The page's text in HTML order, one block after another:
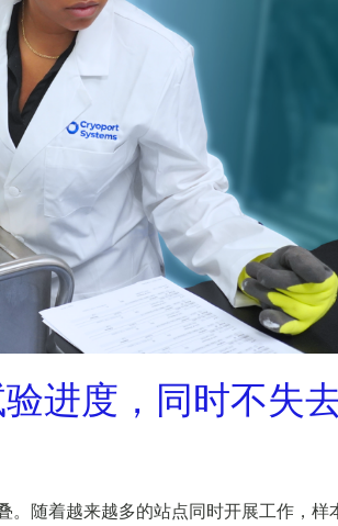
进度，同时不失
。随着越来越多的站点同时开展工作，样